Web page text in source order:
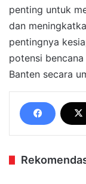
penting untuk
dan
pentingnya
potensi
Banten secara